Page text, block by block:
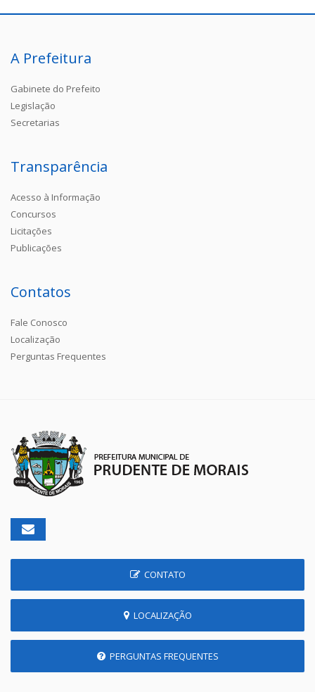
A Prefeitura
Gabinete do Prefeito
Legislação
Secretarias
Transparência
Acesso à Informação
Concursos
Licitações
Publicações
Contatos
Fale Conosco
Localização
Perguntas Frequentes
CONTATO
LOCALIZAÇÃO
PERGUNTAS FREQUENTES